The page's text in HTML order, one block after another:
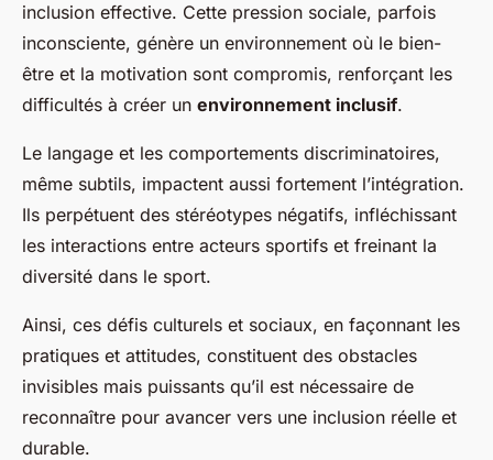
inclusion effective. Cette pression sociale, parfois
inconsciente, génère un environnement où le bien-
être et la motivation sont compromis, renforçant les
difficultés à créer un environnement inclusif.
Le langage et les comportements discriminatoires,
même subtils, impactent aussi fortement l’intégration.
Ils perpétuent des stéréotypes négatifs, infléchissant
les interactions entre acteurs sportifs et freinant la
diversité dans le sport.
Ainsi, ces défis culturels et sociaux, en façonnant les
pratiques et attitudes, constituent des obstacles
invisibles mais puissants qu’il est nécessaire de
reconnaître pour avancer vers une inclusion réelle et
durable.